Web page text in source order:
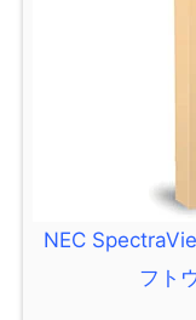
NEC
フト